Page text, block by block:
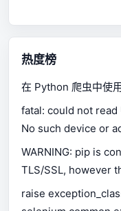
热度榜
在 Python 爬
fatal: could not
No such device or
WARNING: pip is
TLS/SSL, however
available.
raise